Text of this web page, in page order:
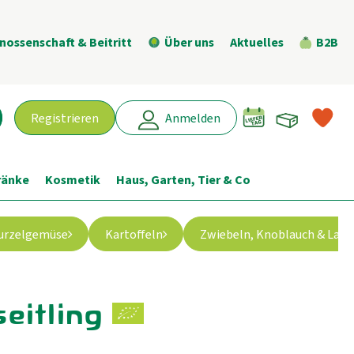
& Beitritt Über uns Aktuelles B2B
Registrieren Anmelden
Kosmetik Haus, Garten, Tier & Co
Kartoffeln Zwiebeln, Knoblauch &